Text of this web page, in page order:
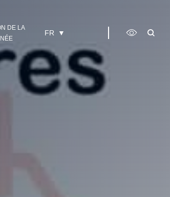
DE LA
FR